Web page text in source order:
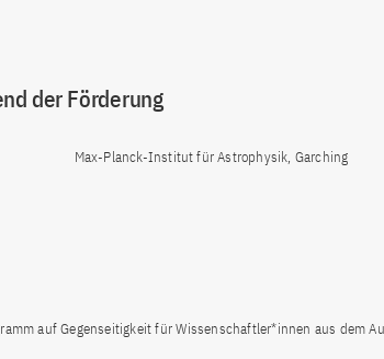
der Förderung
Max-Planck-Institut für Astrophysik, Garching
auf Gegenseitigkeit für Wissenschaftler*innen aus dem